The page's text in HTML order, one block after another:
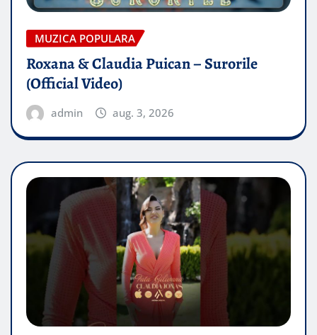
MUZICA POPULARA
Roxana & Claudia Puican – Surorile
(Official Video)
admin aug. 3, 2026